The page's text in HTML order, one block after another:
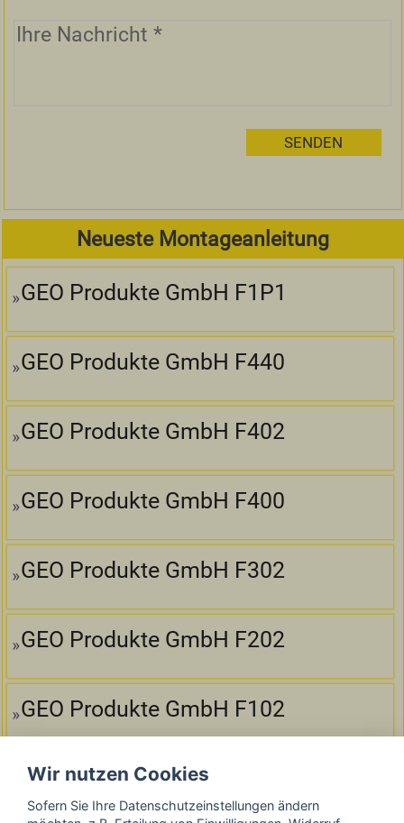
Neueste Montageanleitung
GEO Produkte GmbH F1P1
GEO Produkte GmbH F440
GEO Produkte GmbH F402
GEO Produkte GmbH F400
GEO Produkte GmbH F302
GEO Produkte GmbH F202
GEO Produkte GmbH F102
GEO Produkte GmbH F300
Wir nutzen Cookies
Sofern Sie Ihre Datenschutzeinstellungen ändern